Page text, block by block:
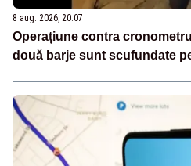
8 aug. 2026, 20:07
Operațiune contra
două barje sunt scufundate